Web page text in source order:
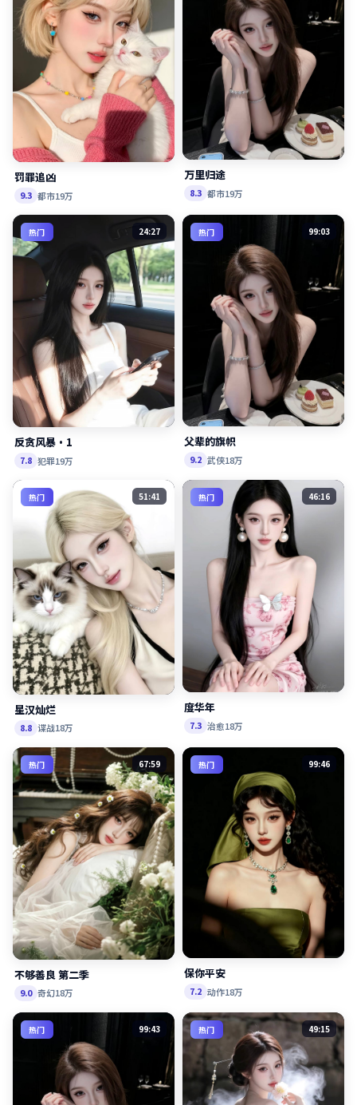
罚罪追凶
9.3 都市19万
万里归途
8.3 都市19万
热门 24:27
反贪风暴·1
7.8 犯罪19万
热门 99:03
父辈的旗帜
9.2 武侠18万
热门 51:41
星汉灿烂
8.8 谍战18万
热门 46:16
度华年
7.3 治愈18万
热门 67:59
不够善良 第二季
9.0 奇幻18万
热门 99:46
保你平安
7.2 动作18万
热门 99:43 热门 49:15